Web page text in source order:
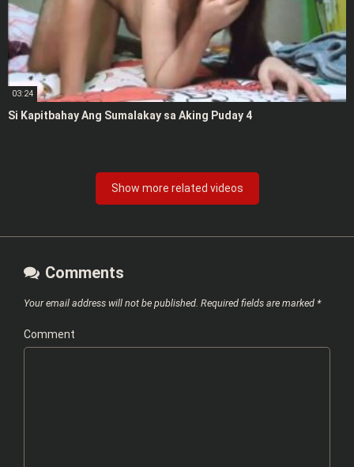
03:24
Si Kapitbahay Ang Sumalakay sa Aking Puday 4
Show more related videos
Comments
Your email address will not be published. Required fields are marked *
Comment